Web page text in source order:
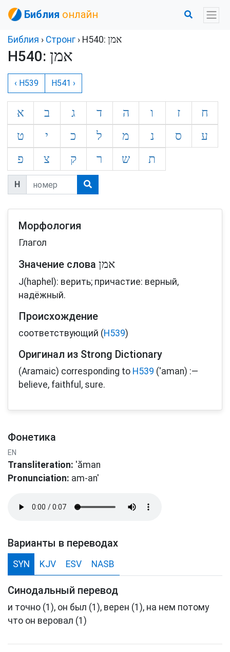
Библия онлайн
Библия › Стронг › H540:
H540:
‹ H539 H541 ›
א ב ג ד ה ו ז
ח
ט
י כ ל מ נ ס
ע
פ
צ ק ר ש ת
H
Морфология
Глагол
Значение слова
J(haphel): верить; причастие: верный,
надёжный.
Происхождение
соответствующий (H539)
Оригинал из Strong Dictionary
(Aramaic) corresponding to H539 ('aman) :—
believe, faithful, sure.
Фонетика
EN
Transliteration: 'ăman
Pronunciation: am-an'
Варианты в переводах
SYN KJV ESV NASB
Синодальный перевод
и точно (1), он был (1), верен (1), на нем потому
что он веровал (1)